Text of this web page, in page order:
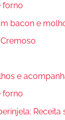
forno
bacon e
e
forno